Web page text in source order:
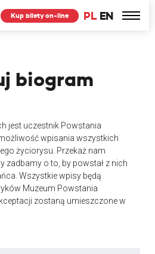
PL EN
Kup bilety on-line
biogram
jest uczestnik Powstania
wpisania wszystkich
życiorysu. Przekaż nam
zadbamy o to, by powstał z nich
Wszystkie wpisy będą
Muzeum Powstania
zostaną umieszczone w